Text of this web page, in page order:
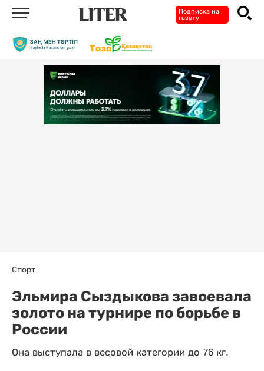
Подписка на
газету
Спорт
Эльмира Сыздыкова завоевала
золото на турнире по борьбе в
России
Она выступала в весовой категории до 76 кг.